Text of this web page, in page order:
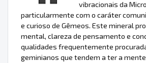
vibracionais da
particularmente com o caráter
e curioso de Gêmeos. Este mineral
mental, clareza de pensamento e
qualidades frequentemente
geminianos que tendem a ter a